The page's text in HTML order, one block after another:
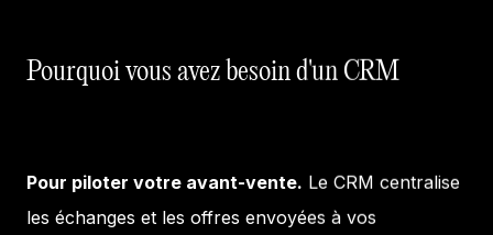
Pourquoi vous avez besoin d'un CRM
Pour piloter votre avant-vente. Le CRM centralise
les échanges et les offres envoyées à vos